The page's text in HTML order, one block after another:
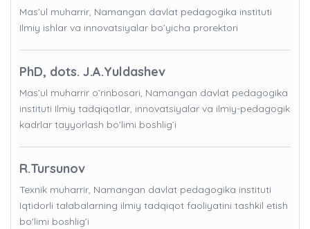
Mas’ul muharrir, Namangan davlat pedagogika instituti
Ilmiy ishlar va innovatsiyalar bo’yicha prorektori
PhD, dots. J.A.Yuldashev
Mas’ul muharrir o’rinbosari, Namangan davlat pedagogika
instituti Ilmiy tadqiqotlar, innovatsiyalar va ilmiy-pedagogik
kadrlar tayyorlash bo'limi boshlig’i
R.Tursunov
Texnik muharrir, Namangan davlat pedagogika instituti
Iqtidorli talabalarning ilmiy tadqiqot faoliyatini tashkil etish
bo'limi boshlig’i